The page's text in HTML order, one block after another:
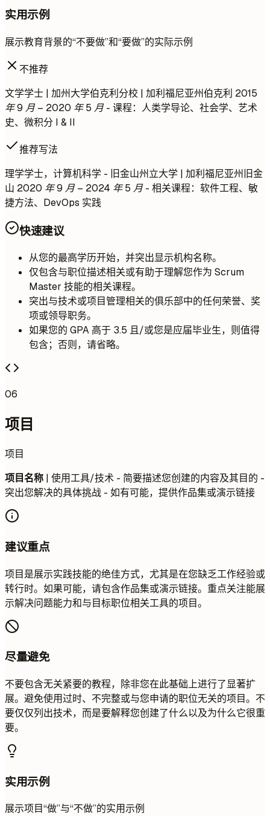
实用示例
展示教育背景的“不要做”和“要做”的实际示例
不推荐
文学学士 | 加州大学伯克利分校 | 加利福尼亚州伯克利 2015
年 9 月 – 2020 年 5 月- 课程：人类学导论、社会学、艺术
史、微积分 I & II
推荐写法
理学学士，计算机科学 - 旧金山州立大学 | 加利福尼亚州旧金
山 2020 年 9 月 – 2024 年 5 月- 相关课程：软件工程、敏
捷方法、DevOps 实践
快速建议
从您的最高学历开始，并突出显示机构名称。
仅包含与职位描述相关或有助于理解您作为 Scrum
Master 技能的相关课程。
突出与技术或项目管理相关的俱乐部中的任何荣誉、奖
项或领导职务。
如果您的 GPA 高于 3.5 且/或您是应届毕业生，则值得
包含；否则，请省略。
06
项目
项目
项目名称 | 使用工具/技术 - 简要描述您创建的内容及其目的 -
突出您解决的具体挑战 - 如有可能，提供作品集或演示链接
建议重点
项目是展示实践技能的绝佳方式，尤其是在您缺乏工作经验或
转行时。如果可能，请包含作品集或演示链接。重点关注能展
示解决问题能力和与目标职位相关工具的项目。
尽量避免
不要包含无关紧要的教程，除非您在此基础上进行了显著扩
展。避免使用过时、不完整或与您申请的职位无关的项目。不
要仅仅列出技术，而是要解释您创建了什么以及为什么它很重
要。
实用示例
展示项目“做”与“不做”的实用示例